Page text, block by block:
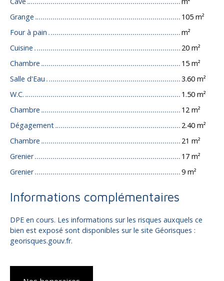
Grange
105 m²
Four à pain
m²
Cuisine
20 m²
Chambre
15 m²
Salle d'Eau
3.60 m²
W.C.
1.50 m²
Chambre
12 m²
Dégagement
2.40 m²
Chambre
21 m²
Grenier
17 m²
Grenier
9 m²
Informations complémentaires
DPE en cours. Les informations sur les risques auxquels ce
bien est exposé sont disponibles sur le site Géorisques :
georisques.gouv.fr.